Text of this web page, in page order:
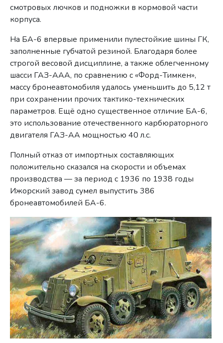
смотровых лючков и подножки в кормовой части
корпуса.
На БА-6 впервые применили пулестойкие шины ГК,
заполненные губчатой резиной. Благодаря более
строгой весовой дисциплине, а также облегченному
шасси ГАЗ-ААА, по сравнению с «Форд-Тимкен»,
массу бронеавтомобиля удалось уменьшить до 5,12 т
при сохранении прочих тактико-технических
параметров. Ещё одно существенное отличие БА-6,
это использование отечественного карбюраторного
двигателя ГАЗ-АА мощностью 40 л.с.
Полный отказ от импортных составляющих
положительно сказался на скорости и объемах
производства — за период с 1936 по 1938 годы
Ижорский завод сумел выпустить 386
бронеавтомобилей БА-6.